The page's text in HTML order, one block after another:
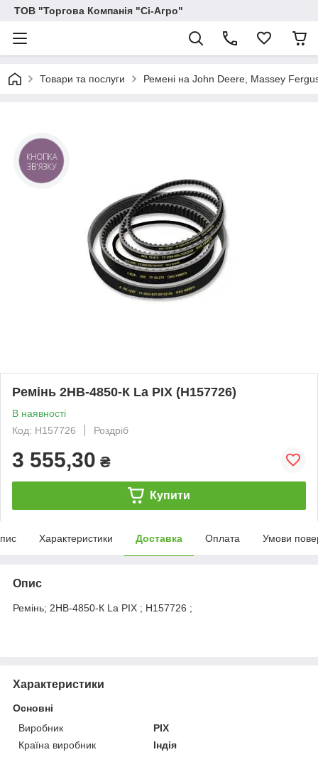
ТОВ "Торгова Компанія "Сі-Агро"
Товари та послуги Ремені на John Deere, Massey
Ремінь 2НВ-4850-К La PIX (Н157726)
В наявності
Код: Н157726
Роздріб
3 555,30 ₴
Купити
Характеристики Доставка Оплата Умови
Опис
Ремінь; 2НВ-4850-К La PIX ; Н157726 ;
Характеристики
Основні
Виробник
PIX
Країна виробник
Індія
КНОПКА
ЗВ'ЯЗКУ